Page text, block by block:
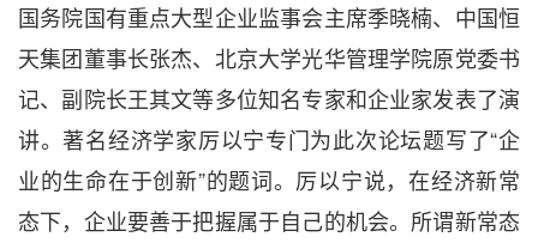
国务院国有重点大型企业监事会主席季晓楠、中国恒
天集团董事长张杰、北京大学光华管理学院原党委书
记、副院长王其文等多位知名专家和企业家发表了演
讲。著名经济学家厉以宁专门为此次论坛题写了“企
业的生命在于创新”的题词。厉以宁说，在经济新常
态下，企业要善于把握属于自己的机会。所谓新常态